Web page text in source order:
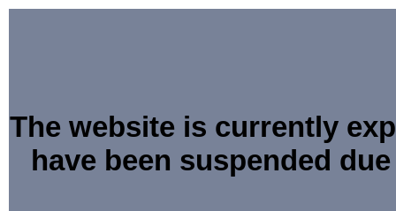
The website is currently
have been suspended